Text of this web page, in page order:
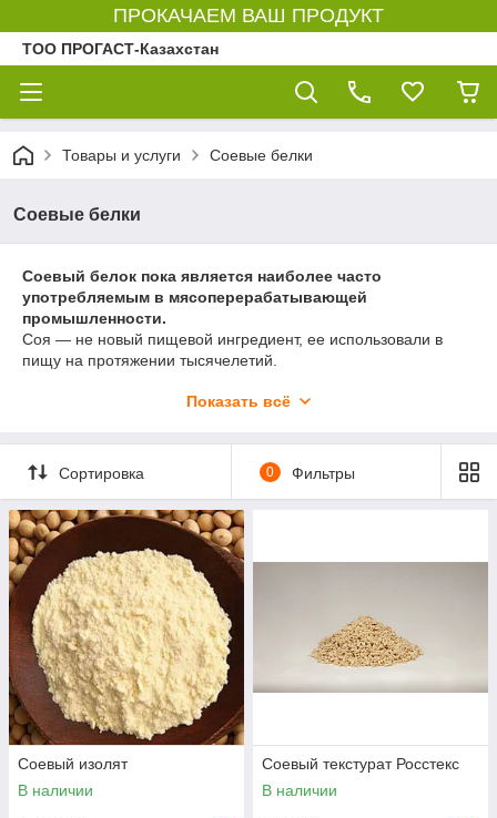
ПРОКАЧАЕМ ВАШ ПРОДУКТ
ТОО ПРОГАСТ-Казахстан
Товары и услуги Соевые белки
Соевые белки
Соевый белок пока является наиболее часто
употребляемым в мясоперерабатывающей
промышленности.
Соя — не новый пищевой ингредиент, ее использовали в
пищу на протяжении тысячелетий.
восстановления. Он способствует росту мышц и стимулирует
потребляемого белка. И это замечательно.
Для вегетарианцев и веганцев есть много шансов, что
может не хватать белка в теле. Соевый белок считается
неотъемлемой частью вегетарианской или веганской диеты,
поскольку он является лучшим и полноценным источником
растительных белков.
– Из всех растительных продуктов соевые белки наиболее
приближены к мясу по своему аминокислотному составу.
Показать всё
Сортировка 0 Фильтры
Соевый изолят
В наличии
Соевый текстурат Росстекс
В наличии